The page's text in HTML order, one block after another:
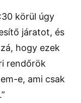
körül úgy
járatot, és
hogy ezek
rendőrök
e, ami csak